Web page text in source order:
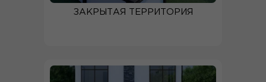
ЗАКРЫТАЯ ТЕРРИТОРИЯ